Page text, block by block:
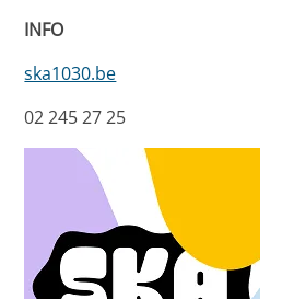
INFO
ska1030.be
02 245 27 25